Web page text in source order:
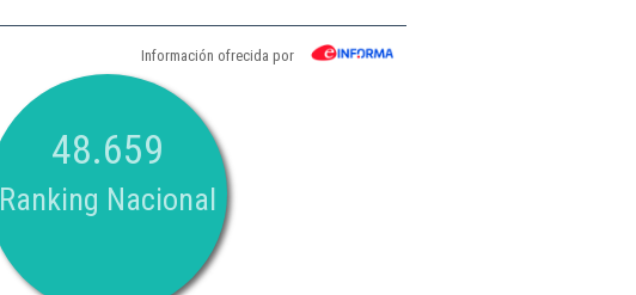
Información ofrecida por
48.659
Ranking Nacional